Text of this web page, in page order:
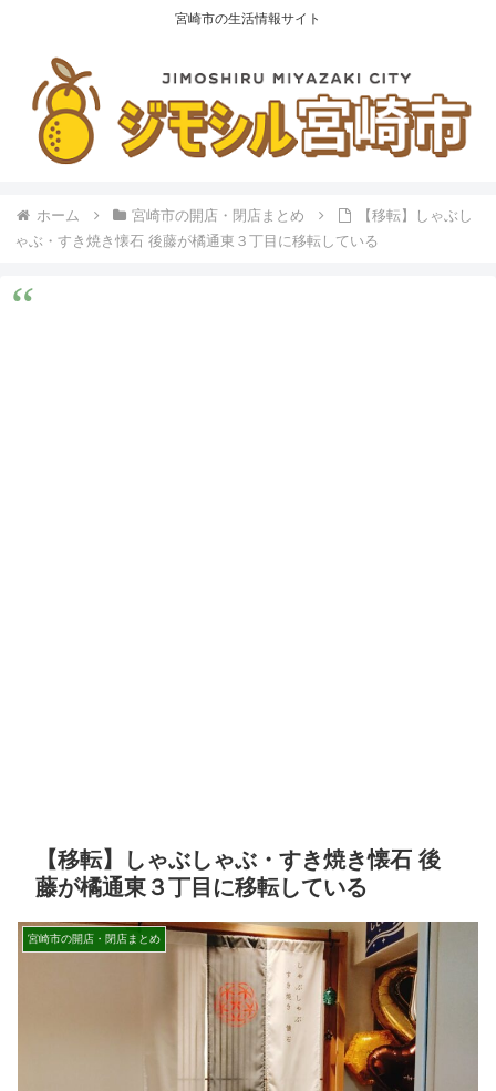
宮崎市の生活情報サイト
ホーム 宮崎市の開店・閉店まとめ
【移転】しゃぶし
ゃぶ・すき焼き懐石 後藤が橘通東３丁目に移転している
【移転】しゃぶしゃぶ・すき焼き懐石 後
藤が橘通東３丁目に移転している
宮崎市の開店・閉店まとめ